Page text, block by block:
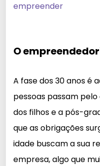
empreender
O
A fase dos 30 anos é
pessoas passam
dos filhos e a pós-
que as obrigações
idade buscam a sua
empresa, algo que